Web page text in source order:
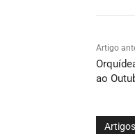
Artigo
ao